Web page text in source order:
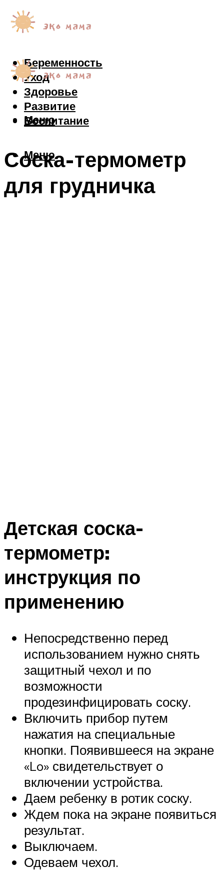
Беременность
Уход
Здоровье
Развитие
Воспитание
Меню
Меню
Соска-термометр
для грудничка
Детская соска-
термометр:
инструкция по
применению
Непосредственно перед
использованием нужно снять
защитный чехол и по
возможности
продезинфицировать соску.
Включить прибор путем
нажатия на специальные
кнопки. Появившееся на экране
«Lo» свидетельствует о
включении устройства.
Даем ребенку в ротик соску.
Ждем пока на экране появиться
результат.
Выключаем.
Одеваем чехол.